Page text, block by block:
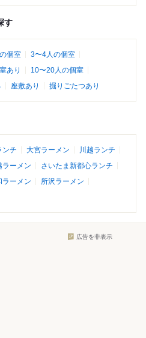
す
個室
3〜4人の個室
あり
10〜20人の個室
座敷あり 掘りごたつあり
ンチ 大宮ラーメン
川越ランチ
ラーメン
さいたま新都心ランチ
ラーメン
所沢ラーメン
広告を非表示